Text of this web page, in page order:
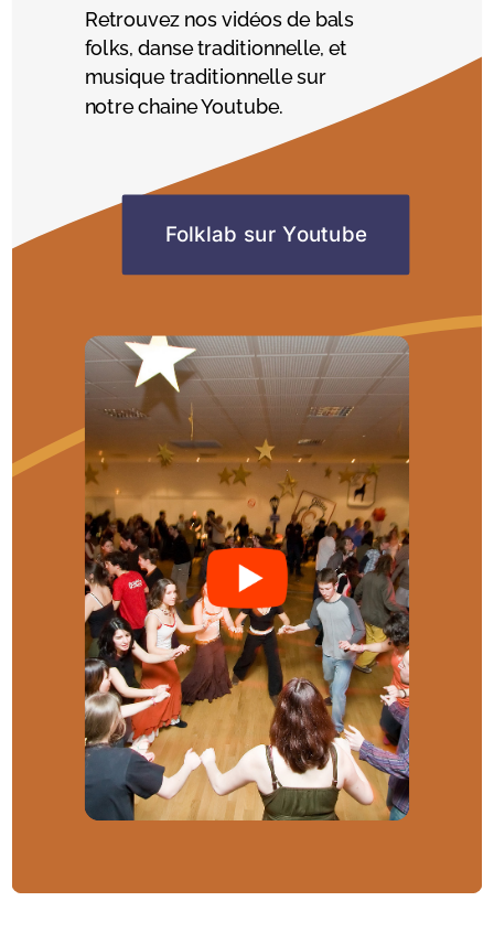
Retrouvez nos vidéos de bals
folks, danse traditionnelle, et
musique traditionnelle sur
notre chaine Youtube.
Folklab sur Youtube